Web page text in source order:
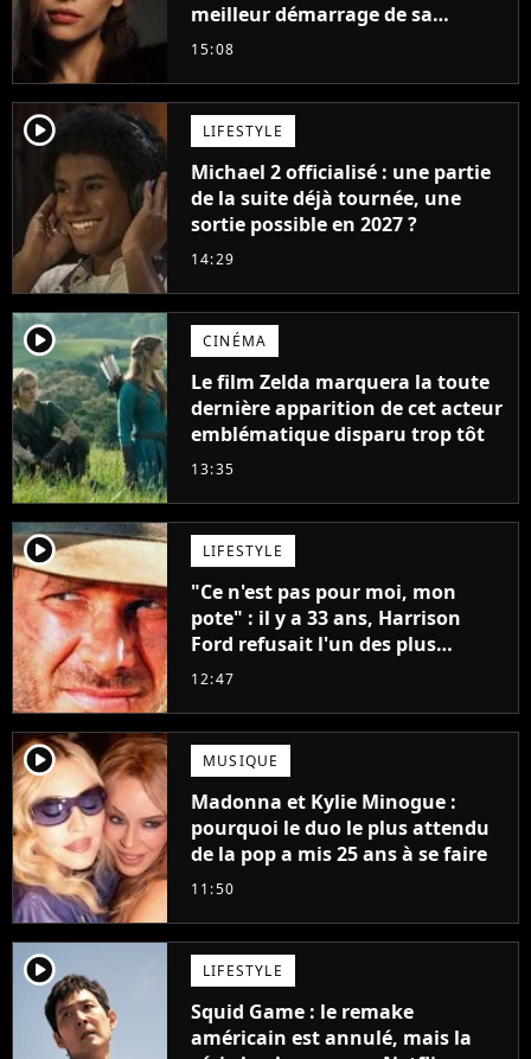
meilleur démarrage de sa
carrière avec son album Petal
15:08
player2 LIFESTYLE
Michael 2 officialisé : une partie
de la suite déjà tournée, une
sortie possible en 2027 ?
14:29
player2 CINÉMA
Le film Zelda marquera la toute
dernière apparition de cet acteur
emblématique disparu trop tôt
13:35
player2 LIFESTYLE
"Ce n'est pas pour moi, mon
pote" : il y a 33 ans, Harrison
Ford refusait l'un des plus
grands succès de tous les temps
12:47
player2 MUSIQUE
Madonna et Kylie Minogue :
pourquoi le duo le plus attendu
de la pop a mis 25 ans à se faire
11:50
player2 LIFESTYLE
Squid Game : le remake
américain est annulé, mais la